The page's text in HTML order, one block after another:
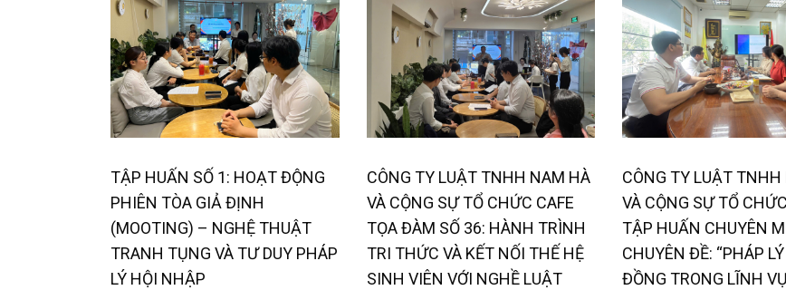
TẬP HUẤN SỐ 1: HOẠT ĐỘNG
PHIÊN TÒA GIẢ ĐỊNH
(MOOTING) – NGHỆ THUẬT
TRANH TỤNG VÀ TƯ DUY PHÁP
LÝ HỘI NHẬP
CÔNG TY LUẬT TNHH NAM HÀ
VÀ CỘNG SỰ TỔ CHỨC CAFE
TỌA ĐÀM SỐ 36: HÀNH TRÌNH
TRI THỨC VÀ KẾT NỐI THẾ HỆ
SINH VIÊN VỚI NGHỀ LUẬT
CÔNG TY LUẬT
VÀ CỘNG SỰ TỔ
TẬP HUẤN CHUYÊN
CHUYÊN ĐỀ: “PHÁP
ĐỒNG TRONG LĨNH